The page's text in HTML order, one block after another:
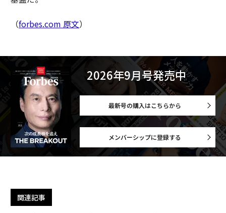
（forbes.com 原文）
2026年9月号発売中
最新号の購入はこちらから
メンバーシップに登録する
関連記事